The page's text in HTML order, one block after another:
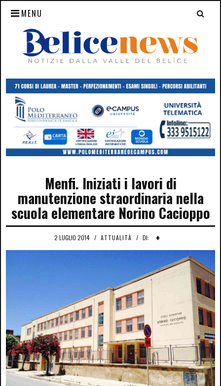
MENU
Menfi. Iniziati i lavori di
manutenzione straordinaria nella
scuola elementare Norino Cacioppo
2 LUGLIO 2014 / ATTUALITÀ / DI: ♦